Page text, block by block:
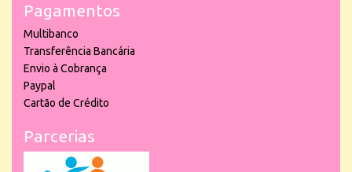
Pagamentos
Multibanco
Transferência Bancária
Envio à Cobrança
Paypal
Cartão de Crédito
Parcerias